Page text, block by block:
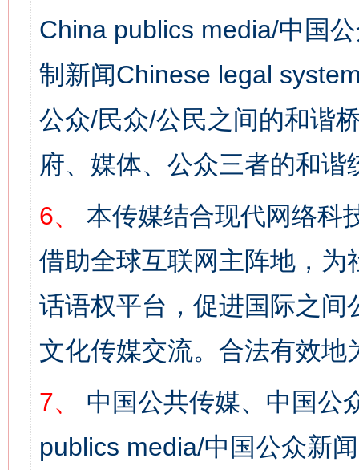
China publics media/中国
制新闻Chinese legal
公众/民众/公民之间的和谐
府、媒体、公众三者的和谐
6、
本传媒结合现代网络科
借助全球互联网主阵地，
话语权平台，促进国际之
文化传媒交流。合法有效地
7、
中国公共传媒、中国公
publics media/中国公众新
网上购药对药下症？
这是一记警钟！ 谢